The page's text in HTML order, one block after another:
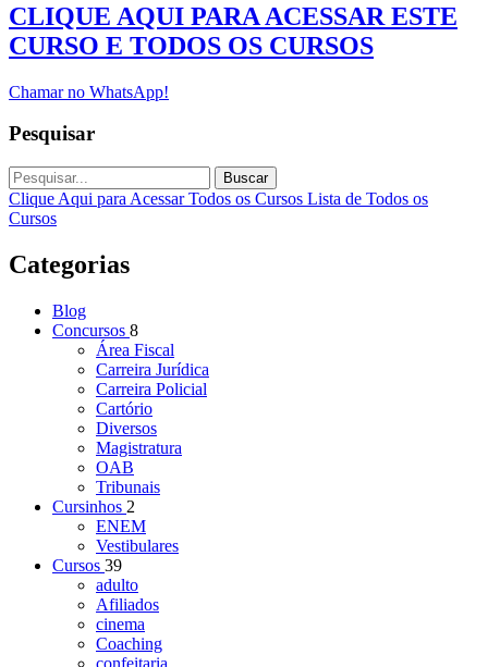
CLIQUE AQUI PARA ACESSAR ESTE
CURSO E TODOS OS CURSOS
Chamar no WhatsApp!
Pesquisar
Buscar
Clique Aqui para Acessar Todos os Cursos Lista de Todos os
Cursos
Categorias
Blog
Concursos 8
Área Fiscal
Carreira Jurídica
Carreira Policial
Cartório
Diversos
Magistratura
OAB
Tribunais
Cursinhos 2
ENEM
Vestibulares
Cursos 39
adulto
Afiliados
cinema
Coaching
confeitaria